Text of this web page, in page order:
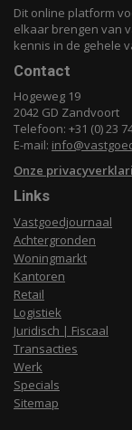
Dit online platform
elkaar brengen van
kennis in de gehele
Contact
Hogeweg 19
2042 GD Zandvoort
Telefoon: +31 (0) 23
E-mail:
Onze
Links
Vastgoedjournaal
Achtergronden
Woningmarkt
Kantoren
Retail
Logistiek
Juridisch | Fiscaal
Transacties
Werk
Specials
Sitemap